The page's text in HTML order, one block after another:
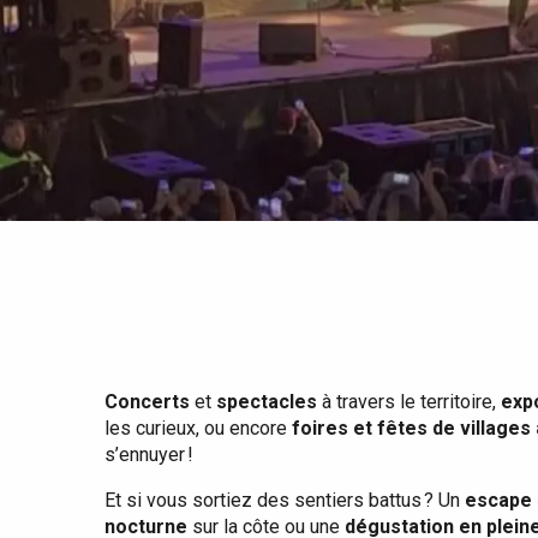
Tout l'agenda
Eté
Quand il pleut
Avec les enfants
Entre amis
Lieux branchés
Meilleurs brunch
Restaurants avec vue
Séjours en bord de
Séjours en train
Séjours à vélo
Concerts et spectacles à travers le territoire,
les curieux, ou encore foires et fêtes de villages
s’ennuyer !
Et si vous sortiez des sentiers battus ? Un escape
nocturne sur la côte ou une dégustation en